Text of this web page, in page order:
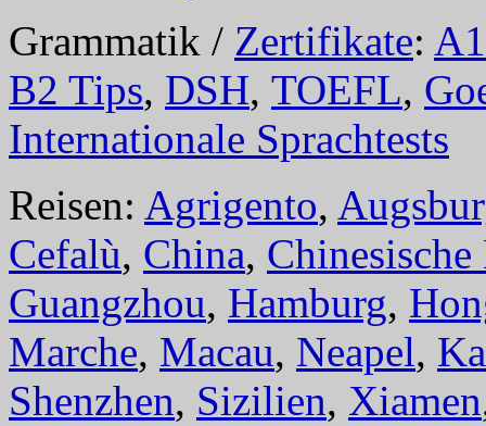
Grammatik / Zertifikate: A1
B2 Tips, DSH, TOEFL,
Internationale Sprachtests
Reisen: Agrigento,
Cefalù, China, Chinesische
Guangzhou, Hamburg,
Marche, Macau, Neapel,
Shenzhen, Sizilien, Xiamen